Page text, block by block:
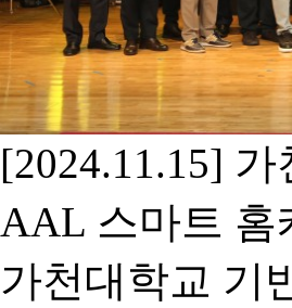
[2024.11.15]
AAL 스마트 홈
가천대학교 기